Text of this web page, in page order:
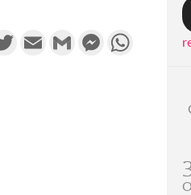
TwitterEmail Gmail Messenger